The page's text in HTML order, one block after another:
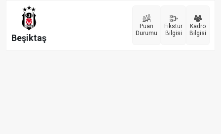
Beşiktaş
Puan
Durumu
Fikstür
Bilgisi
Kadro
Bilgisi